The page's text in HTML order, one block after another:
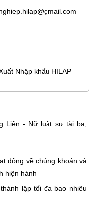
Nhập khẩu HILAP
Liên - Nữ luật sư tài ba,
động về chứng khoán và
hiện hành
lập tối đa bao nhiêu